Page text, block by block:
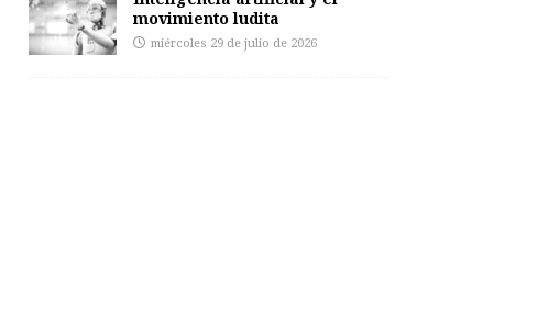
movimiento ludita
miércoles 29 de julio de 2026